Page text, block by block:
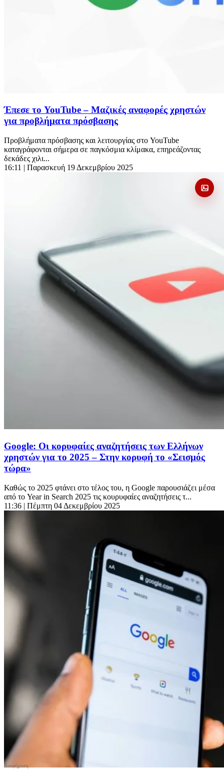
Έπεσε το YouTube – Μαζικές αναφορές χρηστών
για προβλήματα πρόσβασης
Προβλήματα πρόσβασης και λειτουργίας στο YouTube
καταγράφονται σήμερα σε παγκόσμια κλίμακα, επηρεάζοντας
δεκάδες χιλι...
16:11 | Παρασκευή 19 Δεκεμβρίου 2025
Google: Οι κορυφαίες αναζητήσεις των Ελλήνων
χρηστών για το 2025 – Στην κορυφή το «Σεισμός
τώρα»
Καθώς το 2025 φτάνει στο τέλος του, η Google παρουσιάζει μέσα
από το Year in Search 2025 τις κουρυφαίες αναζητήσεις τ...
11:36 | Πέμπτη 04 Δεκεμβρίου 2025